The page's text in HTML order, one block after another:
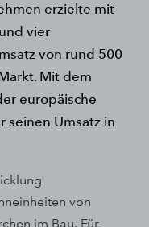
erzielte mit
vier
von rund 500
Mit dem
europäische
seinen Umsatz in
von
im Bau. Für